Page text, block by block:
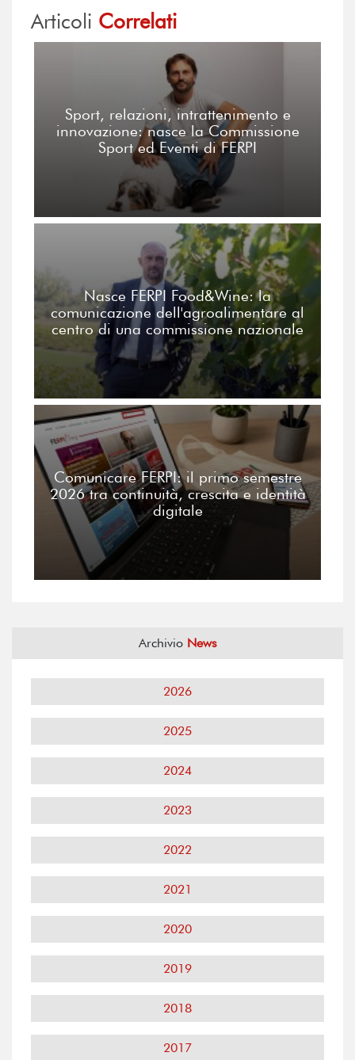
Articoli Correlati
Sport, relazioni, intrattenimento e
innovazione: nasce la Commissione
Sport ed Eventi di FERPI
Nasce FERPI Food&Wine: la
comunicazione dell'agroalimentare al
centro di una commissione nazionale
Comunicare FERPI: il primo semestre
2026 tra continuità, crescita e identità
digitale
Archivio News
2026
2025
2024
2023
2022
2021
2020
2019
2018
2017